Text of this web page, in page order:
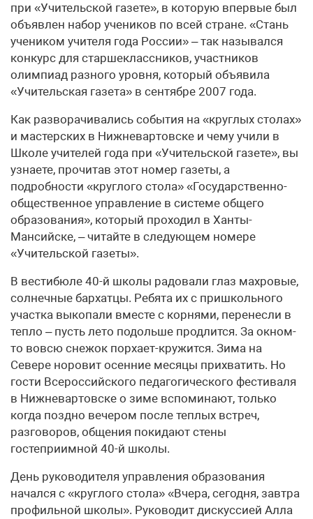
при «Учительской газете», в которую впервые был
объявлен набор учеников по всей стране. «Стань
учеником учителя года России» – так назывался
конкурс для старшеклассников, участников
олимпиад разного уровня, который объявила
«Учительская газета» в сентябре 2007 года.
Как разворачивались события на «круглых столах»
и мастерских в Нижневартовске и чему учили в
Школе учителей года при «Учительской газете», вы
узнаете, прочитав этот номер газеты, а
подробности «круглого стола» «Государственно-
общественное управление в системе общего
образования», который проходил в Ханты-
Мансийске, – читайте в следующем номере
«Учительской газеты».
В вестибюле 40-й школы радовали глаз махровые,
солнечные бархатцы. Ребята их с пришкольного
участка выкопали вместе с корнями, перенесли в
тепло – пусть лето подольше продлится. За окном-
то вовсю снежок порхает-кружится. Зима на
Севере норовит осенние месяцы прихватить. Но
гости Всероссийского педагогического фестиваля
в Нижневартовске о зиме вспоминают, только
когда поздно вечером после теплых встреч,
разговоров, общения покидают стены
гостеприимной 40-й школы.
День руководителя управления образования
начался с «круглого стола» «Вчера, сегодня, завтра
профильной школы». Руководит дискуссией Алла